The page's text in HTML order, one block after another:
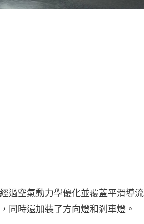
過空氣動力學優化並覆蓋平滑導流
同時還加裝了方向燈和剎車燈。